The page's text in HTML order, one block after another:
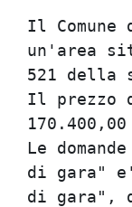
Il
un'area
521
Il
Le
di gara"
di